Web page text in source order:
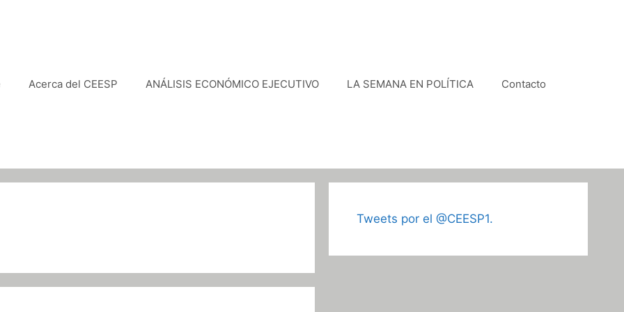
Acerca del CEESP ANÁLISIS ECONÓMICO EJECUTIVO LA SEMANA EN POLÍTICA Contacto
Tweets por el @CEESP1.